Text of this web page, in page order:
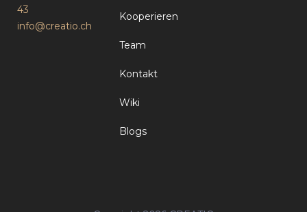
43
info@creatio.ch
Kooperieren
Team
Kontakt
Wiki
Blogs